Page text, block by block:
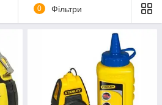
0 Фільтри